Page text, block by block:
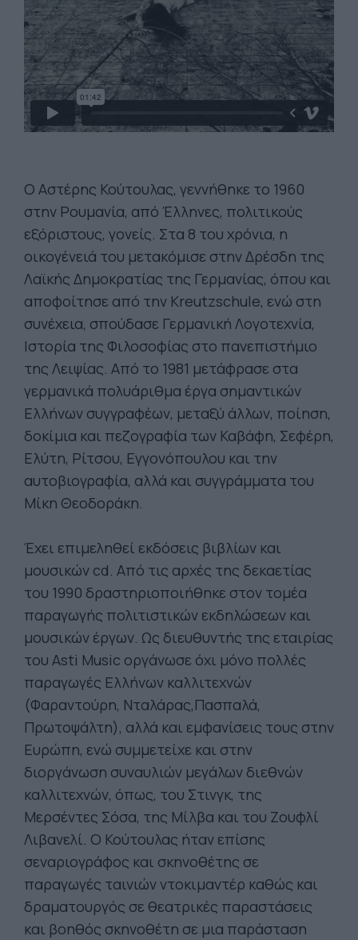
Ο Αστέρης Κούτουλας, γεννήθηκε το 1960
στην Ρουμανία, από Έλληνες, πολιτικούς
εξόριστους, γονείς. Στα 8 του χρόνια, η
οικογένειά του μετακόμισε στην Δρέσδη της
Λαϊκής Δημοκρατίας της Γερμανίας, όπου και
αποφοίτησε από την Kreutzschule, ενώ στη
συνέχεια, σπούδασε Γερμανική Λογοτεχνία,
Ιστορία της Φιλοσοφίας στο πανεπιστήμιο
της Λειψίας. Από το 1981 μετάφρασε στα
γερμανικά πολυάριθμα έργα σημαντικών
Ελλήνων συγγραφέων, μεταξύ άλλων, ποίηση,
δοκίμια και πεζογραφία των Καβάφη, Σεφέρη,
Ελύτη, Ρίτσου, Εγγονόπουλου και την
αυτοβιογραφία, αλλά και συγγράμματα του
Μίκη Θεοδοράκη.
Έχει επιμεληθεί εκδόσεις βιβλίων και
μουσικών cd. Από τις αρχές της δεκαετίας
του 1990 δραστηριοποιήθηκε στον τομέα
παραγωγής πολιτιστικών εκδηλώσεων και
μουσικών έργων. Ως διευθυντής της εταιρίας
του Asti Music οργάνωσε όχι μόνο πολλές
παραγωγές Ελλήνων καλλιτεχνών
(Φαραντούρη, Νταλάρας,Πασπαλά,
Πρωτοψάλτη), αλλά και εμφανίσεις τους στην
Ευρώπη, ενώ συμμετείχε και στην
διοργάνωση συναυλιών μεγάλων διεθνών
καλλιτεχνών, όπως, του Στινγκ, της
Μερσέντες Σόσα, της Μίλβα και του Ζουφλί
Λιβανελί. Ο Κούτουλας ήταν επίσης
σεναριογράφος και σκηνοθέτης σε
παραγωγές ταινιών ντοκιμαντέρ καθώς και
δραματουργός σε θεατρικές παραστάσεις
και βοηθός σκηνοθέτη σε μια παράσταση